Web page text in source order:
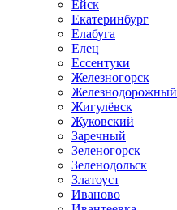
Ейск
Екатеринбург
Елабуга
Елец
Ессентуки
Железногорск
Железнодорожный
Жигулёвск
Жуковский
Заречный
Зеленогорск
Зеленодольск
Златоуст
Иваново